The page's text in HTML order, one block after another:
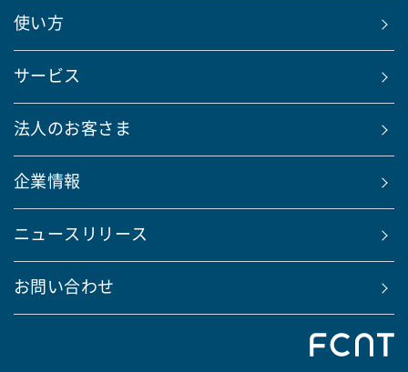
使い方
サービス
法人のお客さま
企業情報
ニュースリリース
お問い合わせ